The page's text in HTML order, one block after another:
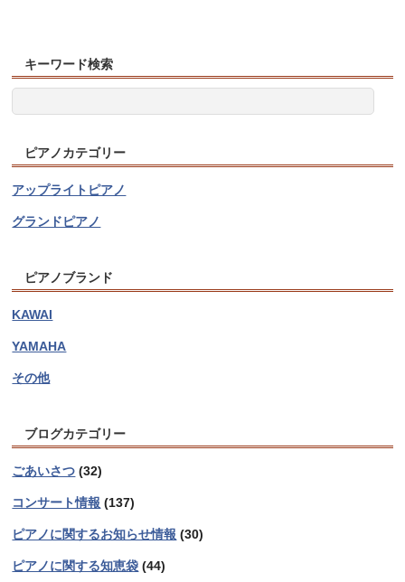
キーワード検索
ピアノカテゴリー
アップライトピアノ
グランドピアノ
ピアノブランド
KAWAI
YAMAHA
その他
ブログカテゴリー
ごあいさつ (32)
コンサート情報 (137)
ピアノに関するお知らせ情報 (30)
ピアノに関する知恵袋 (44)